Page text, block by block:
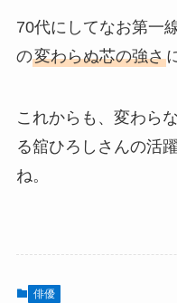
70代にしてなお第一
の変わらぬ芯の強さ
これからも、変わら
る舘ひろしさんの活
ね。
俳優